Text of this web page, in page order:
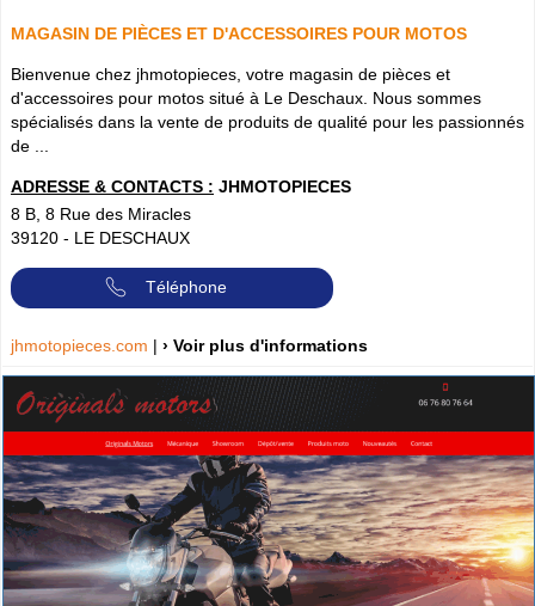
MAGASIN DE PIÈCES ET D'ACCESSOIRES POUR MOTOS
Bienvenue chez jhmotopieces, votre magasin de pièces et
d'accessoires pour motos situé à Le Deschaux. Nous sommes
spécialisés dans la vente de produits de qualité pour les passionnés
de ...
ADRESSE & CONTACTS : JHMOTOPIECES
8 B, 8 Rue des Miracles
39120 - LE DESCHAUX
Téléphone
jhmotopieces.com | › Voir plus d'informations